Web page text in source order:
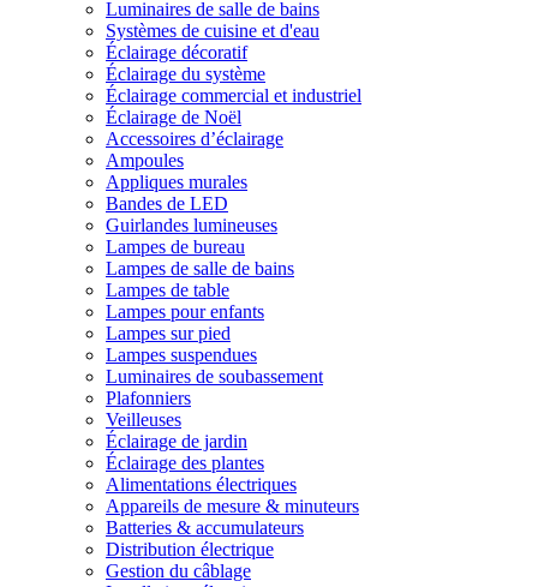
Luminaires de salle de bains
Systèmes de cuisine et d'eau
Éclairage décoratif
Éclairage du système
Éclairage commercial et industriel
Éclairage de Noël
Accessoires d’éclairage
Ampoules
Appliques murales
Bandes de LED
Guirlandes lumineuses
Lampes de bureau
Lampes de salle de bains
Lampes de table
Lampes pour enfants
Lampes sur pied
Lampes suspendues
Luminaires de soubassement
Plafonniers
Veilleuses
Éclairage de jardin
Éclairage des plantes
Alimentations électriques
Appareils de mesure & minuteurs
Batteries & accumulateurs
Distribution électrique
Gestion du câblage